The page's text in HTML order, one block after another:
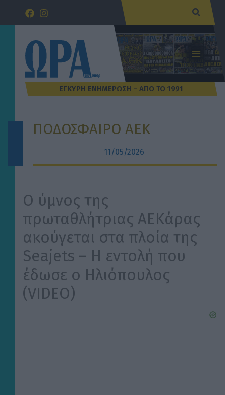
Μετάβαση
ΠΟΔΟΣΦΑΙΡΟ ΑΕΚ
11/05/2026
Ο ύμνος της
πρωταθλήτριας ΑΕΚάρας
ακούγεται στα πλοία της
Seajets – Η εντολή που
έδωσε ο Ηλιόπουλος
(VIDEO)